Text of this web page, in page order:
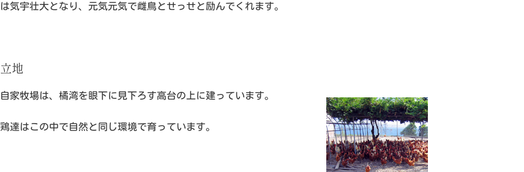
は気宇壮大となり、元気元気で雌鳥とせっせと励んでくれます。
立地
自家牧場は、橘湾を眼下に見下ろす高台の上に建っています。
鶏達はこの中で自然と同じ環境で育っています。